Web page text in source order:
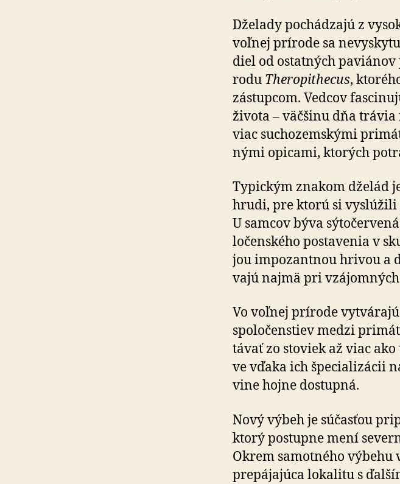
Dželady pochádzajú z
voľnej prírode sa
diel od ostatných
rodu Theropithecus,
zástupcom. Vedcov
života – väčšinu dňa
viac suchozemskými
ný­mi opicami, ktorých
Typickým znakom dželád
hrudi, pre ktorú si vyslúžili
U samcov býva
lo­čen­ské­ho postavenia v
jou impozantnou hrivou a
va­jú najmä pri
Vo voľnej prírode
spoločenstiev medzi
tá­vať zo stoviek až viac
ve vďaka ich špecializácii
vi­ne hojne dostupná.
Nový výbeh je súčasťou
ktorý postupne mení
Okrem samotného
prepájajúca lokalitu s